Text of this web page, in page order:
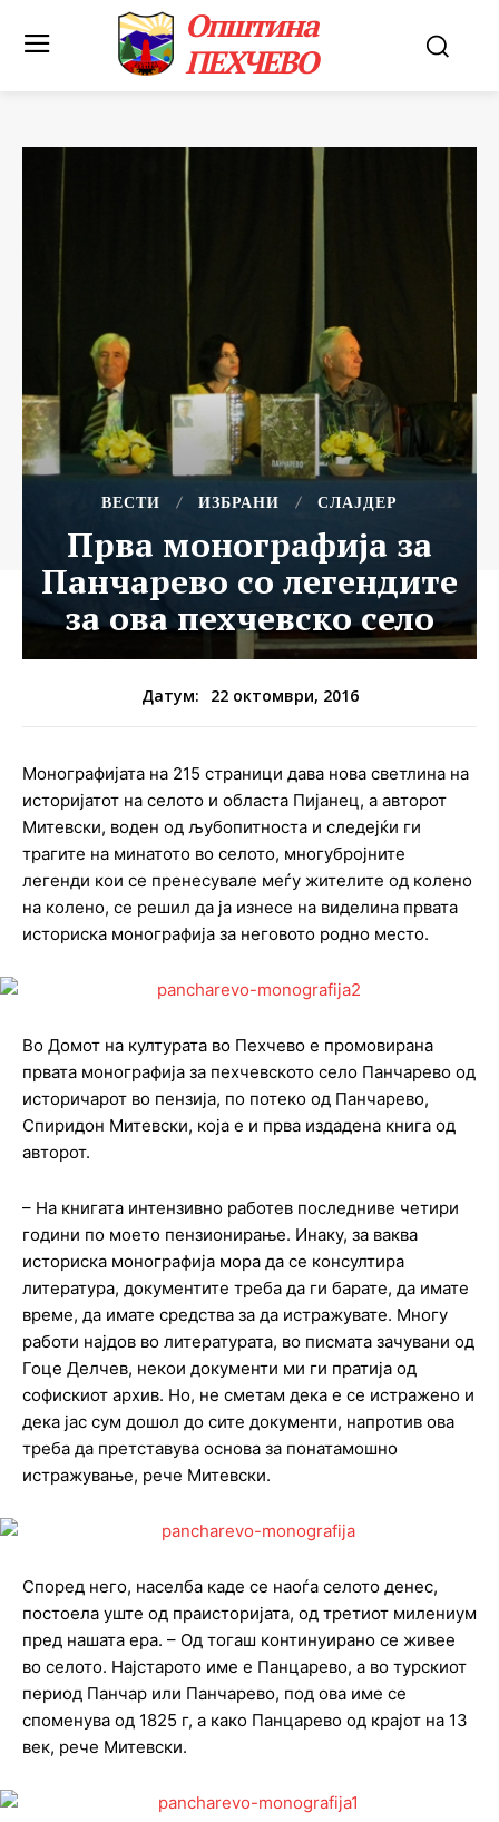
Општина
ПЕХЧЕВО
ВЕСТИ ИЗБРАНИ СЛАЈДЕР
Прва монографија за
Панчарево со легендите
за ова пехчевско село
Датум: 22 октомври, 2016
Монографијата на 215 страници дава нова светлина на
историјатот на селото и областа Пијанец, а авторот
Митевски, воден од љубопитноста и следејќи ги
трагите на минатото во селото, многубројните
легенди кои се пренесувале меѓу жителите од колено
на колено, се решил да ја изнесе на виделина првата
историска монографија за неговото родно место.
Во Домот на културата во Пехчево е промовирана
првата монографија за пехчевското село Панчарево од
историчарот во пензија, по потеко од Панчарево,
Спиридон Митевски, која е и прва издадена книга од
авторот.
– На книгата интензивно работев последниве четири
години по моето пензионирање. Инаку, за ваква
историска монографија мора да се консултира
литература, документите треба да ги барате, да имате
време, да имате средства за да истражувате. Многу
работи најдов во литературата, во писмата зачувани од
Гоце Делчев, некои документи ми ги пратија од
софискиот архив. Но, не сметам дека е се истражено и
дека јас сум дошол до сите документи, напротив ова
треба да претставува основа за понатамошно
истражување, рече Митевски.
Според него, населба каде се наоѓа селото денес,
постоела уште од праисторијата, од третиот милениум
пред нашата ера. – Од тогаш континуирано се живее
во селото. Најстарото име е Панцарево, а во турскиот
период Панчар или Панчарево, под ова име се
споменува од 1825 г, а како Панцарево од крајот на 13
век, рече Митевски.